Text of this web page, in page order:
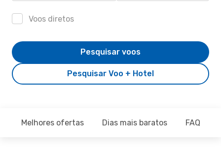
Voos diretos
Pesquisar Voo + Hotel
Pesquisar voos
Melhores ofertas Dias mais baratos FAQ